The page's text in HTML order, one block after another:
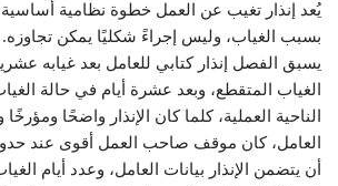
يُعد إنذار تغيب عن العمل خطوة نظامية
بسبب الغياب، وليس إجراءً شكليًا يمكن
يسبق الفصل إنذار كتابي للعامل بعد غيابه
الغياب المتقطع، وبعد عشرة أيام في حالة
الناحية العملية، كلما كان الإنذار واضحًا
العامل، كان موقف صاحب العمل أقوى عند
أن يتضمن الإنذار بيانات العامل، وعدد أيام